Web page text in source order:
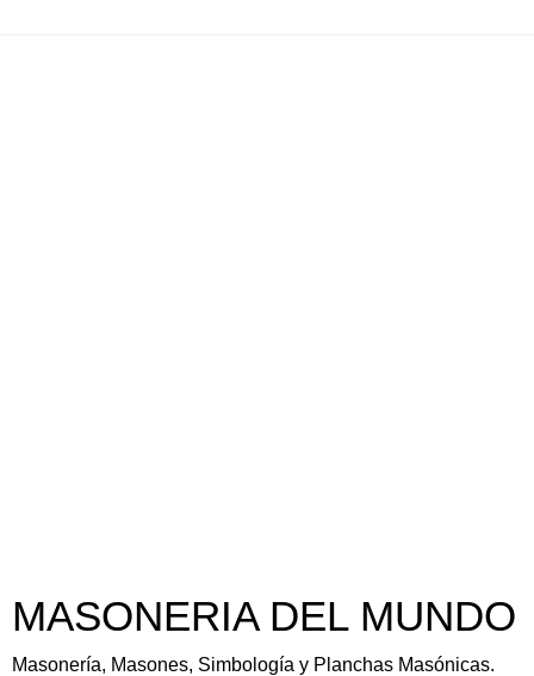
MASONERIA DEL MUNDO
Masonería, Masones, Simbología y Planchas Masónicas.